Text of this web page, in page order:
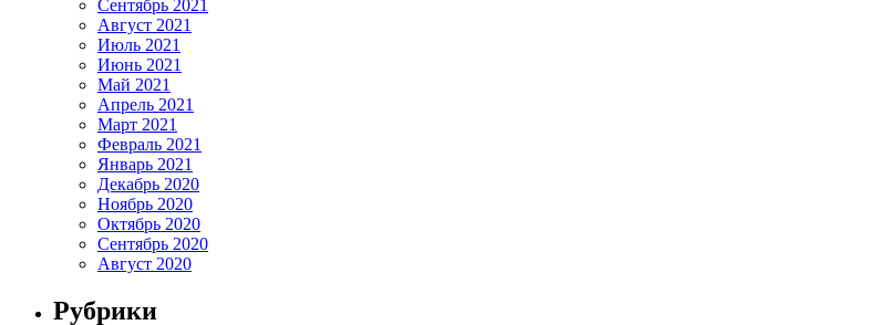
Сентябрь 2021
Август 2021
Июль 2021
Июнь 2021
Май 2021
Апрель 2021
Март 2021
Февраль 2021
Январь 2021
Декабрь 2020
Ноябрь 2020
Октябрь 2020
Сентябрь 2020
Август 2020
Рубрики